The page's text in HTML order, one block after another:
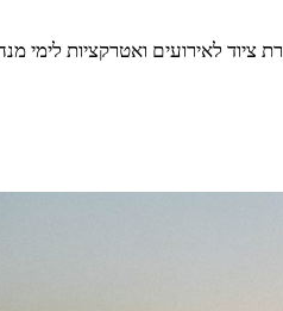
לאירועים ואטרקציות לימי